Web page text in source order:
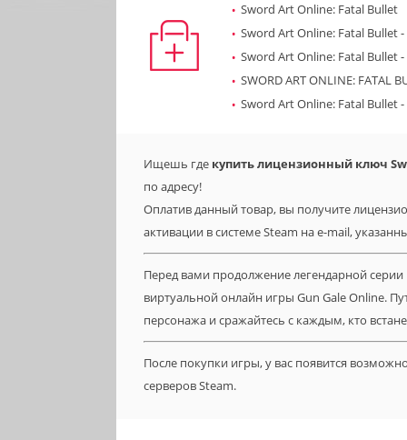
Sword Art Online: Fatal Bullet
Sword Art Online: Fatal Bullet
Sword Art Online: Fatal Bullet
SWORD ART ONLINE: FATAL
Sword Art Online: Fatal Bullet
Ищешь где купить лицензионный ключ
по адресу!
Оплатив данный товар, вы получите
активации в системе Steam на e-mail,
Перед вами продолжение легендарной серии
виртуальной онлайн игры Gun Gale Online.
персонажа и сражайтесь с каждым, кто
После покупки игры, у вас появится
серверов Steam.